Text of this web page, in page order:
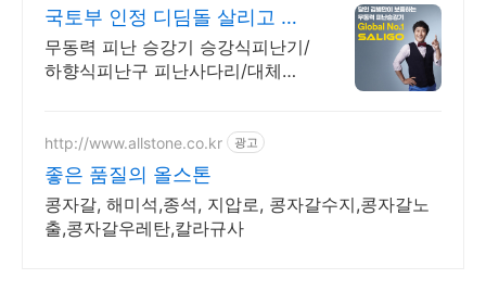
국토부 인정 디딤돌 살리고 글
로벌No.1 대통령상 수상
무동력 피난 승강기 승강식피난기/
하향식피난구 피난사다리/대체시
국토부 인정/김병만 모델/아파트
화재
http://www.allstone.co.kr 광고
좋은 품질의 올스톤
콩자갈, 해미석,종석, 지압로, 콩자갈수지,콩자갈노
출,콩자갈우레탄,칼라규사